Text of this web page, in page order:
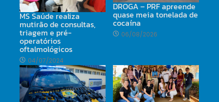
MS Saúde realiza
mutirão de consultas,
triagem e pré-
operatórios
oftalmológicos
04/07/2024
DROGA – PRF apreende
quase meia tonelada de
cocaína
06/08/2026